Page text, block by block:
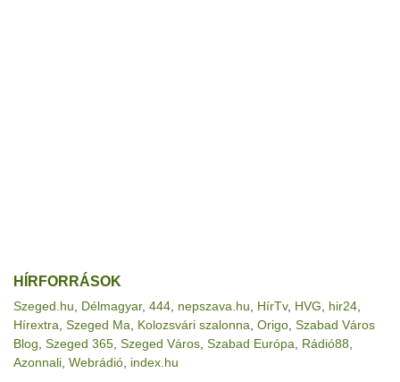
HÍRFORRÁSOK
Szeged.hu Délmagyar, 444 nepszava.hu HírTv, HVG hir24
Hírextra Szeged Ma Kolozsvári szalonna Origo Szabad Város
Blog Szeged 365 Szeged Város Szabad Európa Rádió88
Azonnali Webrádió index.hu